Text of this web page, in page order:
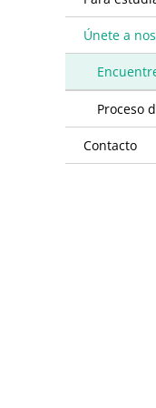
Únete a
Proceso
Contacto